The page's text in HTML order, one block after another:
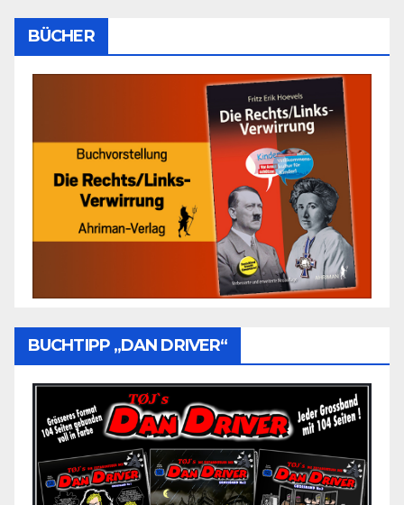
BÜCHER
BUCHTIPP „DAN DRIVER“